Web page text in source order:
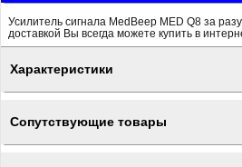
Усилитель сигнала MedBeep MED Q8 за
доставкой Вы всегда можете купить в
Характеристики
Сопутствующие товары